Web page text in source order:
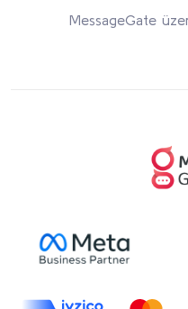
MessageGate